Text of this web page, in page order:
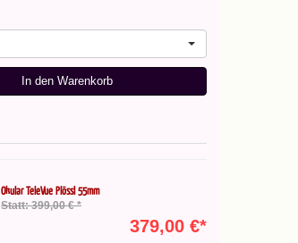
In den Warenkorb
Okular TeleVue Plössl 55mm
Statt: 399,00 € *
379,00 €*